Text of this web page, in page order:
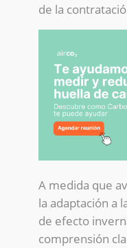
de la
A medida que
la adaptación a
de efecto
comprensión